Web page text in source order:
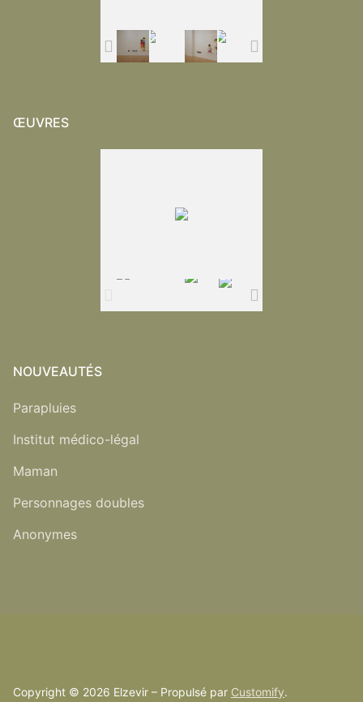
ŒUVRES
NOUVEAUTÉS
Parapluies
Institut médico-légal
Maman
Personnages doubles
Anonymes
Copyright © 2026 Elzevir – Propulsé par Customify.